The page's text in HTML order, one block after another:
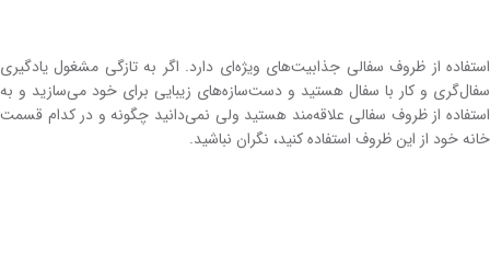
استفاده از ظروف سفالی جذابیت‌های ویژه‌ای دارد. اگر به تازگی مشغول یادگیری
سفال‌‌گری و کار با سفال هستید و دست‌سازه‌های زیبایی برای خود می‌سازید و به
استفاده از ظروف سفالی علاقه‌مند هستید ولی نمی‌دانید چگونه و در کدام قسمت
خانه خود از این ظروف استفاده کنید، نگران نباشید.